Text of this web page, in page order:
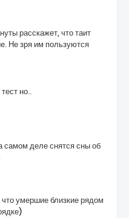
расскажет, что таит
Не зря им пользуются
но..
самом деле снятся сны об
что умершие близкие рядом